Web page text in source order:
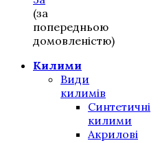
(за
попередньою
домовленістю)
Килими
Види
килимів
Синтетичні
килими
Акрилові